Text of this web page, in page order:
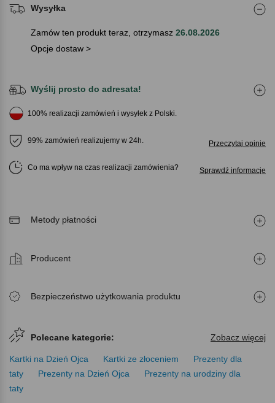
Wysyłka
Zamów ten produkt teraz, otrzymasz 26.08.2026
Opcje dostaw >
Wyślij prosto do adresata!
100% realizacji zamówień i wysyłek z Polski.
99% zamówień realizujemy w 24h. Przeczytaj opinie
Co ma wpływ na czas realizacji zamówienia Sprawdź informacje
Metody płatności
Producent
Bezpieczeństwo użytkowania produktu
Polecane kategorie: Zobacz więcej
Kartki na Dzień Ojca Kartki ze złoceniem
Prezenty dla
taty
Prezenty na Dzień Ojca
Prezenty na urodziny dla
taty